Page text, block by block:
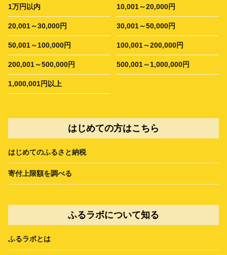
1万円以内 10,001～20,000円
20,001～30,000円 30,001～50,000円
50,001～100,000円 100,001～200,000円
200,001～500,000円 500,001～1,000,000円
1,000,001円以上
はじめての方はこちら
はじめてのふるさと納税
寄付上限額を調べる
ふるラボについて知る
ふるラボとは